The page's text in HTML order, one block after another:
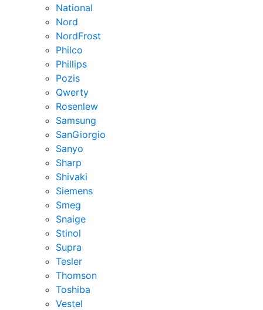
National
Nord
NordFrost
Philco
Phillips
Pozis
Qwerty
Rosenlew
Samsung
SanGiorgio
Sanyo
Sharp
Shivaki
Siemens
Smeg
Snaige
Stinol
Supra
Tesler
Thomson
Toshiba
Vestel